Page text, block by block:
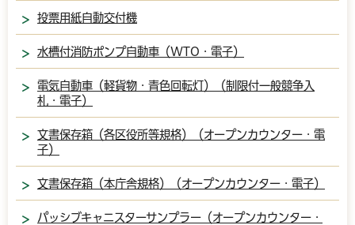
投票用紙自動交付機
水槽付消防ポンプ自動車（WTO・電子）
電気自動車（軽貨物・青色回転灯）（制限付一般競争入
札・電子）
文書保存箱（各区役所等規格）（オープンカウンター・電
子）
文書保存箱（本庁舎規格）（オープンカウンター・電子）
パッシブキャニスターサンプラー（オープンカウンター・